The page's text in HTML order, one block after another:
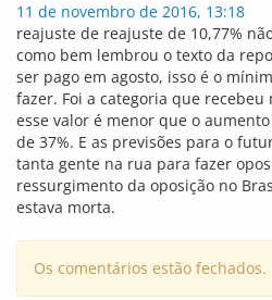
11 de novembro de 2016, 13:18
reajuste de reajuste de 10,77%
como bem lembrou o texto da
ser pago em agosto, isso é o
fazer. Foi a categoria que recebeu
esse valor é menor que o
de 37%. E as previsões para o
tanta gente na rua para fazer
ressurgimento da oposição no
estava morta.
Os comentários estão fechados.